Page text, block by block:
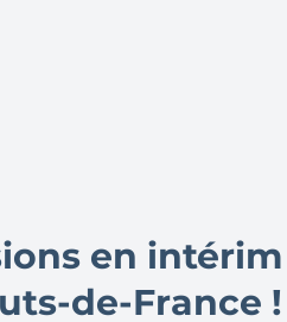
en intérim
de-France !